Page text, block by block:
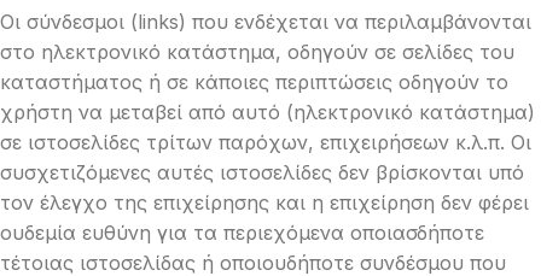
Οι σύνδεσμοι (links) που ενδέχεται να περιλαμβάνονται
στο ηλεκτρονικό κατάστημα, οδηγούν σε σελίδες του
καταστήματος ή σε κάποιες περιπτώσεις οδηγούν το
χρήστη να μεταβεί από αυτό (ηλεκτρονικό κατάστημα)
σε ιστοσελίδες τρίτων παρόχων, επιχειρήσεων κ.λ.π. Οι
συσχετιζόμενες αυτές ιστοσελίδες δεν βρίσκονται υπό
τον έλεγχο της επιχείρησης και η επιχείρηση δεν φέρει
ουδεμία ευθύνη για τα περιεχόμενα οποιασδήποτε
τέτοιας ιστοσελίδας ή οποιουδήποτε συνδέσμου που